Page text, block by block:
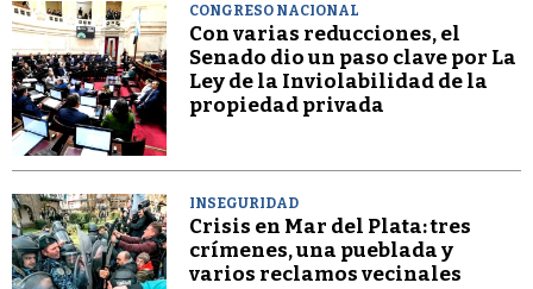
CONGRESO NACIONAL
Con varias reducciones, el
Senado dio un paso clave por La
Ley de la Inviolabilidad de la
propiedad privada
INSEGURIDAD
Crisis en Mar del Plata: tres
crímenes, una pueblada y
varios reclamos vecinales